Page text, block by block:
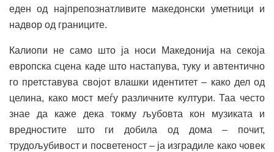
еден од најпрепознатливите македонски уметници и
надвор од границите.
Калиопи не само што ја носи Македонија на секоја
европска сцена каде што настапува, туку и автентично
го претставува својот влашки идентитет – како дел од
целина, како мост меѓу различните култури. Таа често
знае да каже дека токму љубовта кон музиката и
вредностите што ги добила од дома – почит,
трудољубивост и посветеност – ја изградиле како човек